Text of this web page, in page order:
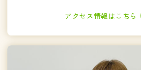
アクセス情報はこちら